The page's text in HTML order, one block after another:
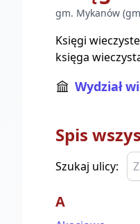
gm. Mykanów (
Księgi
księga
Wydział
Spis
Szukaj ulicy:
A